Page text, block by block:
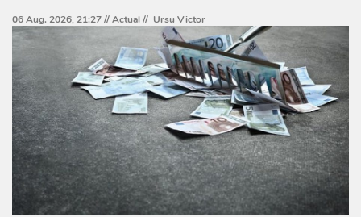
06 Aug. 2026, 21:27 //Actual// Ursu Victor